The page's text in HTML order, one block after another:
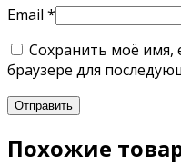
Email *
Сохранить моё имя,
браузере для
Похожие